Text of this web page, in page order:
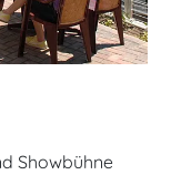
Showbühne